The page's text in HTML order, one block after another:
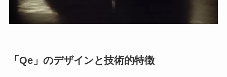
「Qe」のデザインと技術的特徴